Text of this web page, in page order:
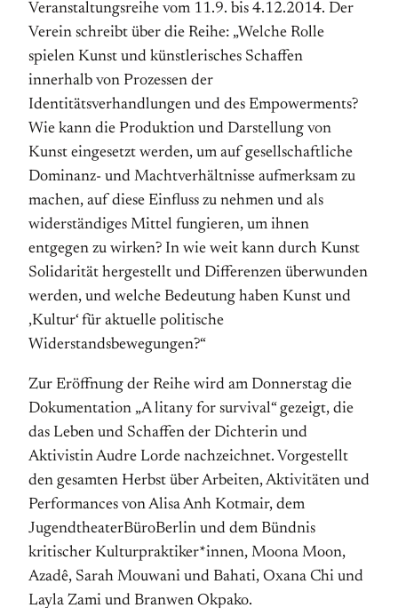
Veranstaltungsreihe vom 11.9. bis 4.12.2014. Der
Verein schreibt über die Reihe: „Welche Rolle
spielen Kunst und künstlerisches Schaffen
innerhalb von Prozessen der
Identitätsverhandlungen und des Empowerments?
Wie kann die Produktion und Darstellung von
Kunst eingesetzt werden, um auf gesellschaftliche
Dominanz- und Machtverhältnisse aufmerksam zu
machen, auf diese Einfluss zu nehmen und als
widerständiges Mittel fungieren, um ihnen
entgegen zu wirken? In wie weit kann durch Kunst
Solidarität hergestellt und Differenzen überwunden
werden, und welche Bedeutung haben Kunst und
‚Kultur‘ für aktuelle politische
Widerstandsbewegungen?“
Zur Eröffnung der Reihe wird am Donnerstag die
Dokumentation „A litany for survival“ gezeigt, die
das Leben und Schaffen der Dichterin und
Aktivistin Audre Lorde nachzeichnet. Vorgestellt
den gesamten Herbst über Arbeiten, Aktivitäten und
Performances von Alisa Anh Kotmair, dem
JugendtheaterBüroBerlin und dem Bündnis
kritischer Kulturpraktiker*innen, Moona Moon,
Azadê, Sarah Mouwani und Bahati, Oxana Chi und
Layla Zami und Branwen Okpako.